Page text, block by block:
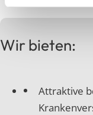
Wir bieten:
Attraktive